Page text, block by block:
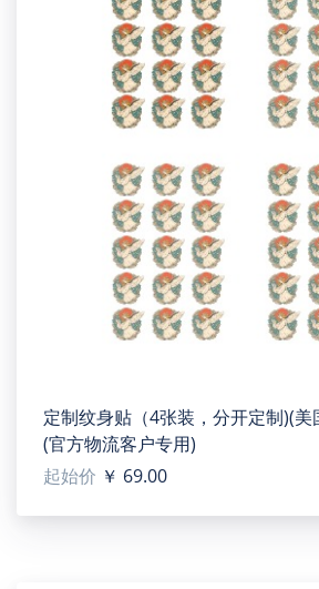
定制纹身贴（4张装，分开定制)(
(官方物流客户专用)
起始价 ￥ 69.00